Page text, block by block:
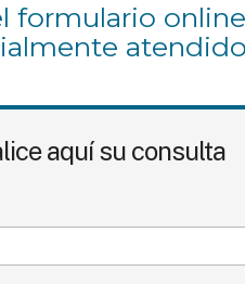
atendido
aquí su consulta